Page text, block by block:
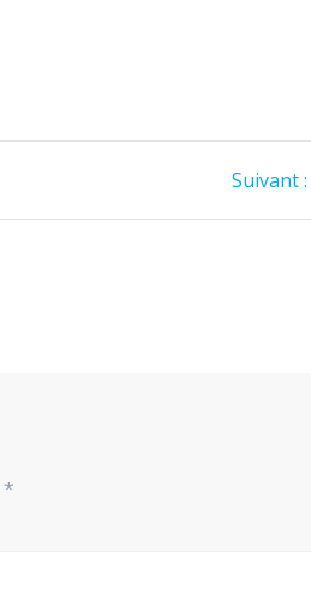
Suivant :
*